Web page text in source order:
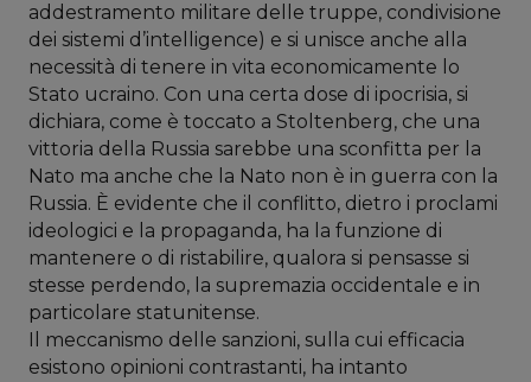
addestramento militare delle truppe, condivisione
dei sistemi d’intelligence) e si unisce anche alla
necessità di tenere in vita economicamente lo
Stato ucraino. Con una certa dose di ipocrisia, si
dichiara, come è toccato a Stoltenberg, che una
vittoria della Russia sarebbe una sconfitta per la
Nato ma anche che la Nato non è in guerra con la
Russia. È evidente che il conflitto, dietro i proclami
ideologici e la propaganda, ha la funzione di
mantenere o di ristabilire, qualora si pensasse si
stesse perdendo, la supremazia occidentale e in
particolare statunitense.
Il meccanismo delle sanzioni, sulla cui efficacia
esistono opinioni contrastanti, ha intanto